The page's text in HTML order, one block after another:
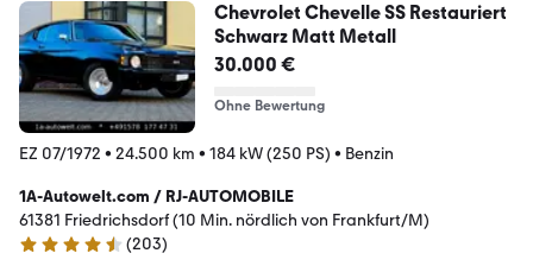
Chevrolet Chevelle SS Restauriert
Schwarz Matt Metall
30.000 €
Ohne Bewertung
EZ 07/1972 • 24.500 km • 184 kW (250 PS) • Benzin
1A-Autowelt.com / RJ-AUTOMOBILE
61381 Friedrichsdorf (10 Min. nördlich von Frankfurt/M)
4.3 Sterne
(203)